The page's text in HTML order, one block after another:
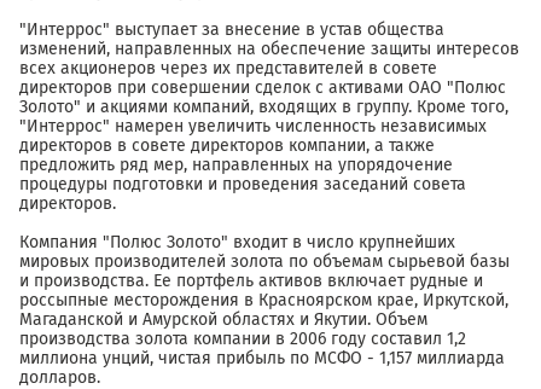
"Интеррос" выступает за внесение в устав общества
изменений, направленных на обеспечение защиты интересов
всех акционеров через их представителей в совете
директоров при совершении сделок с активами ОАО "Полюс
Золото" и акциями компаний, входящих в группу. Кроме того,
"Интеррос" намерен увеличить численность независимых
директоров в совете директоров компании, а также
предложить ряд мер, направленных на упорядочение
процедуры подготовки и проведения заседаний совета
директоров.
Компания "Полюс Золото" входит в число крупнейших
мировых производителей золота по объемам сырьевой базы
и производства. Ее портфель активов включает рудные и
россыпные месторождения в Красноярском крае, Иркутской,
Магаданской и Амурской областях и Якутии. Объем
производства золота компании в 2006 году составил 1,2
миллиона унций, чистая прибыль по МСФО - 1,157 миллиарда
долларов.